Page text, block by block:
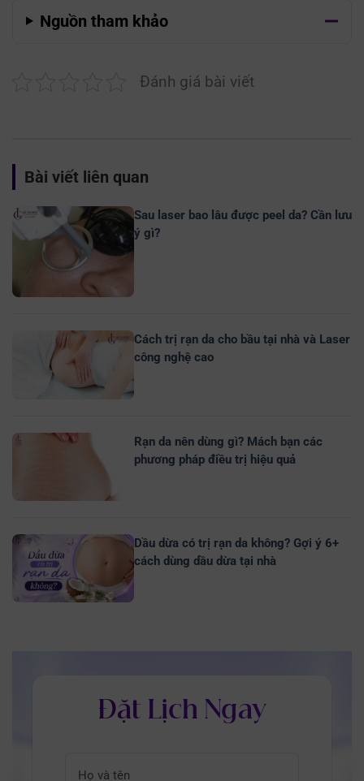
Nguồn tham khảo
Đánh giá bài viết
Bài viết liên quan
Sau laser bao lâu được peel da? Cần lưu
ý gì?
Cách trị rạn da cho bầu tại nhà và Laser
công nghệ cao
Rạn da nên dùng gì? Mách bạn các
phương pháp điều trị hiệu quả
Dầu dừa có trị rạn da không? Gợi ý 6+
cách dùng dầu dừa tại nhà
Đặt Lịch Ngay